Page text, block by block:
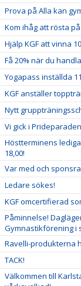
Prova på Alla kan
Kom ihåg att rösta
Hjälp KGF att vinna
Få 20% när du
Yogapass inställda
KGF anställer
Nytt
Vi gick i
Höstterminens
18,00!
Var med och
Ledare sökes!
KGF omcertifierad
Påminnelse!
Gymnastikförening i
Ravelli-produkterna
TACK!
Välkommen till